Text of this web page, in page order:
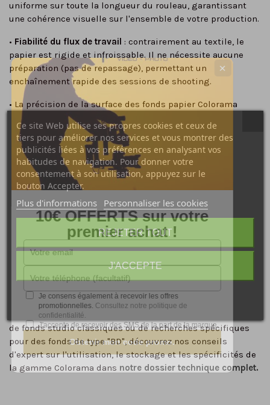
uniforme sur toute la longueur du rouleau, garantissant
une cohérence visuelle sur l'ensemble de votre production.
• Fiabilité du flux de travail : contrairement au textile, le
papier est rigide et infroissable. Il ne nécessite aucune
préparation (pas de repassage), permettant un
enchaînement rapide des sessions de shooting.
• La précision de la surface des fonds papier Colorama
permettent undétourage rapide et propre
55 teintes au catalogues , du blanc le plus pur au noir
absolu en passant par les gris d'atelier, le vert
chromagreen (d'incrustation) et les couleurs éditoriales.
Disponible en rouleau de de 1,35 x 11 m ou 2,72 x 11 m.
Travailler avec Colorama, c'est faire le choix de la sérénité.
En éliminant les imprévus liés à la qualité du support, vous
sécurisez vos flux de travail et vous vous assurez un rendu
professionnel, quel que soit le sujet.
Conditionné dans un carton, le rouleau est protégé par un
film plastique.
Comment choisir le fond papier idéal pour sublimer vos
sujets et garantir une colorimétrie parfaite ?
de fonds studio classiques ou de recherches spécifiques
pour des fonds de type "BD", découvrez nos conseils
d'expert sur l'utilisation, le stockage et les spécificités de
la gamme Colorama dans notre dossier technique complet.
Ce site Web utilise ses propres cookies et ceux de
tiers pour améliorer nos services et vous montrer des
publicités liées à vos préférences en analysant vos
habitudes de navigation. Pour donner votre
consentement à son utilisation, appuyez sur le
bouton Accepter.
Plus d'informations Personnaliser les cookies
REJETER TOUT
J'ACCEPTE
10€ OFFERTS sur votre
premier achat !
Je consens également à recevoir les offres
promotionnelles. Consultez notre politique de
confidentialité.
J'accepte de recevoir des SMS de la part de la marque.
Obtenir mon code promo.